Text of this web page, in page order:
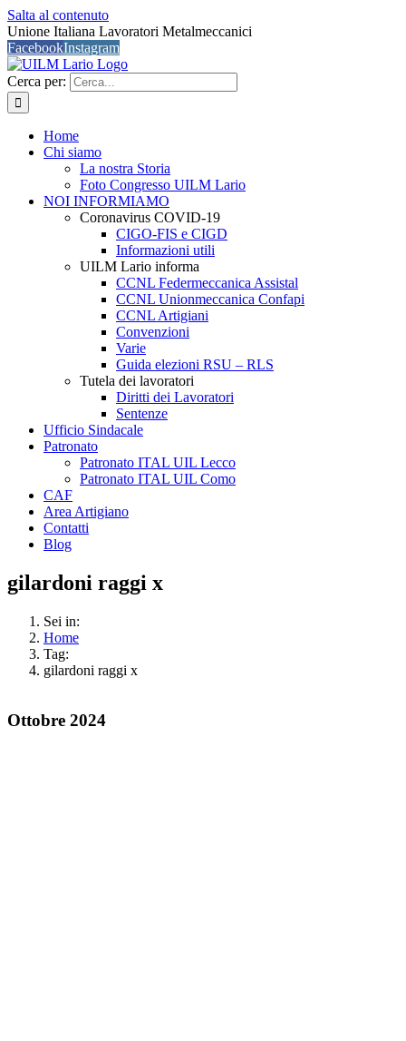
Salta al contenuto
Unione Italiana Lavoratori Metalmeccanici
FacebookInstagram
Cerca per:
Home
Chi siamo
La nostra Storia
Foto Congresso UILM Lario
NOI INFORMIAMO
Coronavirus COVID-19
CIGO-FIS e CIGD
Informazioni utili
UILM Lario informa
CCNL Federmeccanica Assistal
CCNL Unionmeccanica Confapi
CCNL Artigiani
Convenzioni
Varie
Guida elezioni RSU – RLS
Tutela dei lavoratori
Diritti dei Lavoratori
Sentenze
Ufficio Sindacale
Patronato
Patronato ITAL UIL Lecco
Patronato ITAL UIL Como
CAF
Area Artigiano
Contatti
Blog
gilardoni raggi x
Sei in:
Home
Tag:
gilardoni raggi x
Ottobre 2024